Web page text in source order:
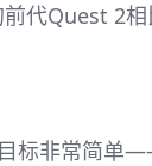
代Quest 2
标非常简单